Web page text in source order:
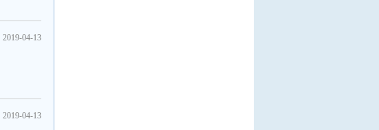
2019-04-13
2019-04-13